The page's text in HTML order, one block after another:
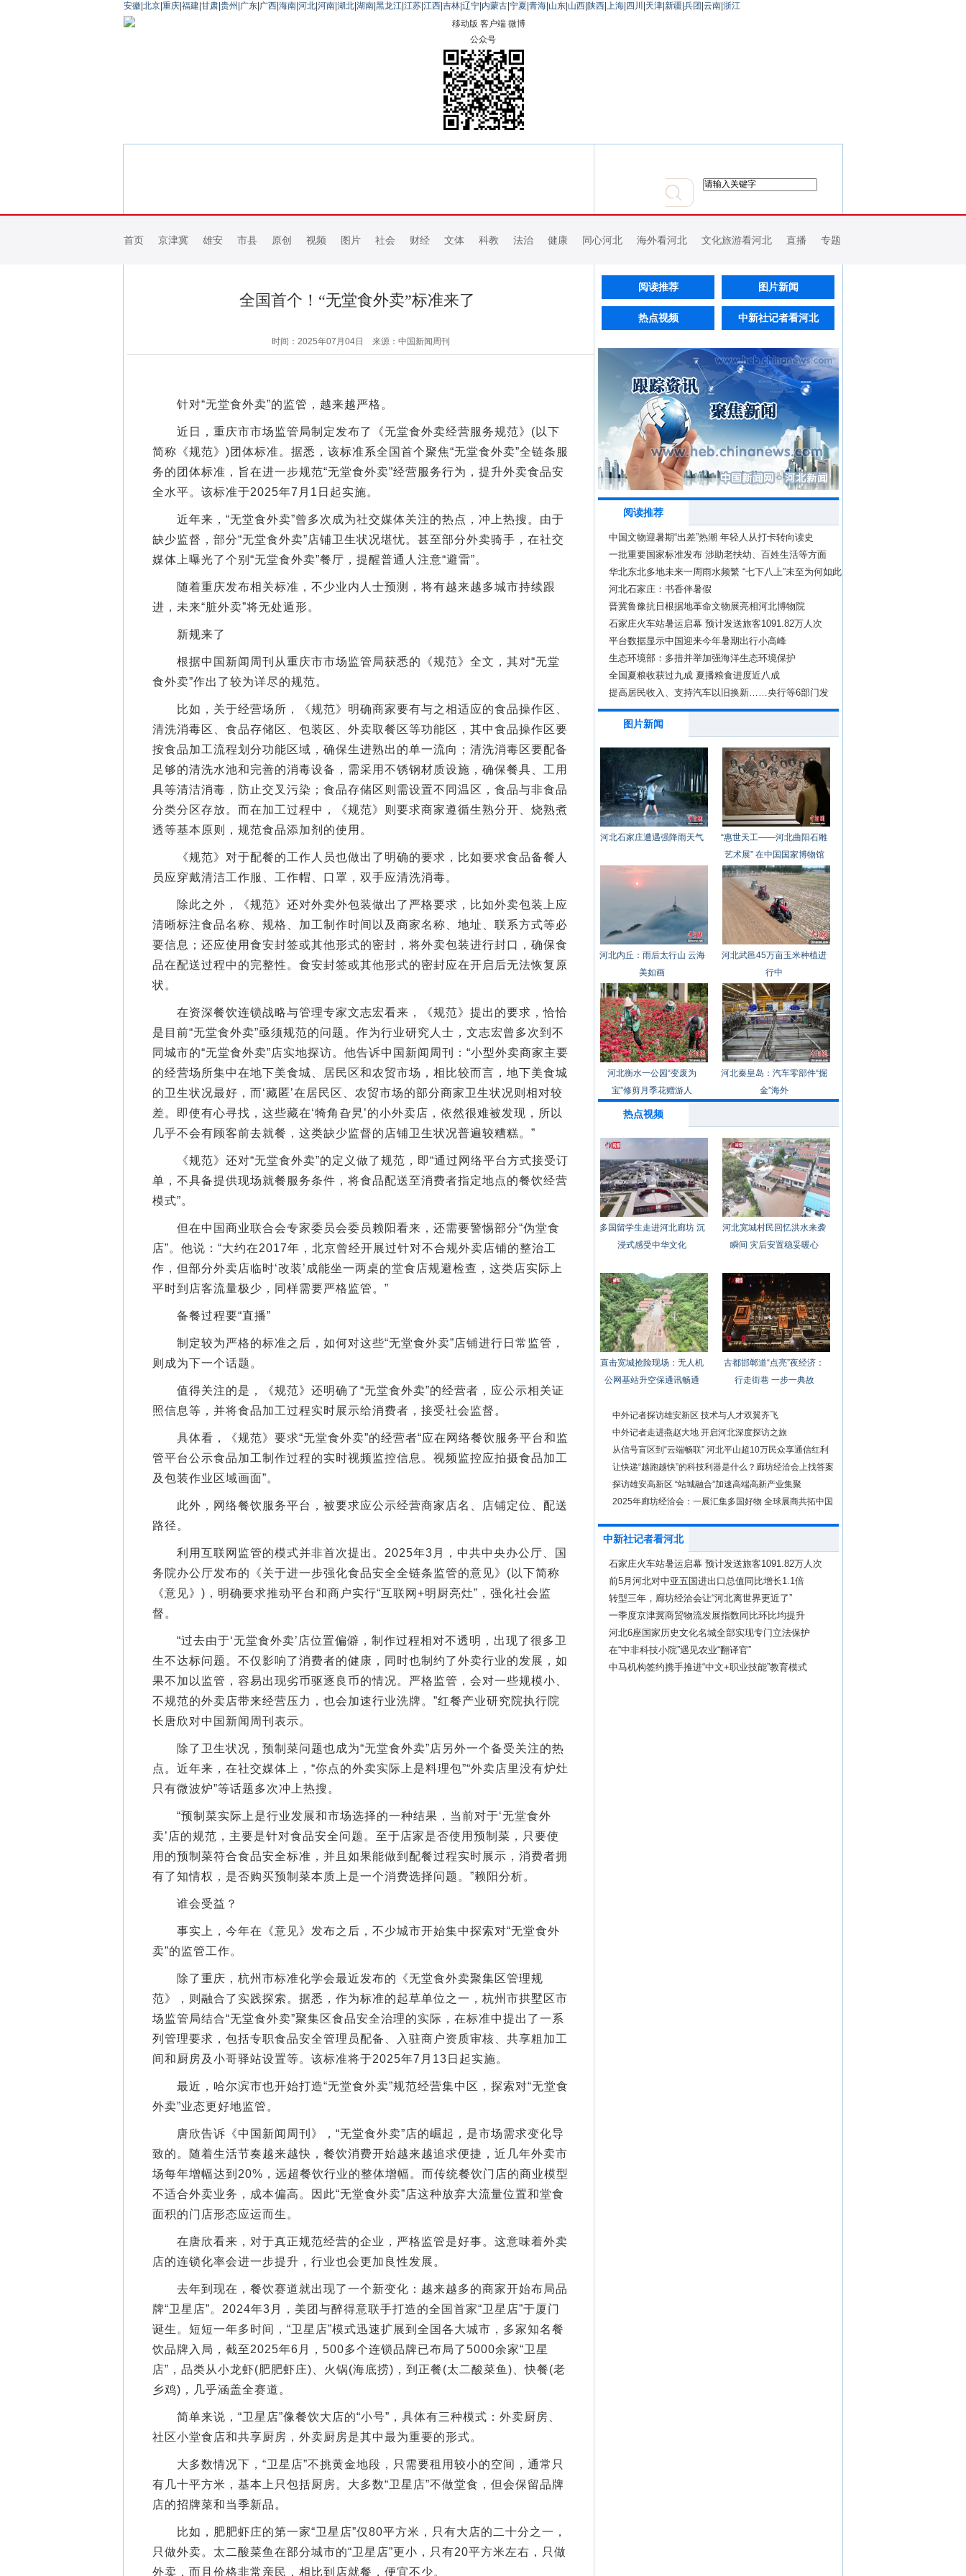
安徽 北京 重庆 福建 甘肃 贵州 广东 广西 海南 河北 河南 湖北 湖南 黑龙江 江苏 江西 吉林 辽宁 内蒙古 宁夏 青海 山东 山西 陕西 上海 四川 天津 新疆 兵团 云南 浙江
移动版 客户端 微博
公众号
首页 京津冀 雄安 市县 原创 视频 图片 社会 财经 文体 科教 法治 健康 同心河北 海外看河北 文化旅游看河北 直播 专题
全国首个！“无堂食外卖”标准来了
时间：2025年07月04日 来源：中国新闻周刊
针对“无堂食外卖”的监管，越来越严格。
近日，重庆市市场监管局制定发布了《无堂食外卖经营服务规范》(以下
简称《规范》)团体标准。据悉，该标准系全国首个聚焦“无堂食外卖”全链条服
务的团体标准，旨在进一步规范“无堂食外卖”经营服务行为，提升外卖食品安
全水平。该标准于2025年7月1日起实施。
近年来，“无堂食外卖”曾多次成为社交媒体关注的热点，冲上热搜。由于
缺少监督，部分“无堂食外卖”店铺卫生状况堪忧。甚至部分外卖骑手，在社交
媒体上曝光了个别“无堂食外卖”餐厅，提醒普通人注意“避雷”。
随着重庆发布相关标准，不少业内人士预测，将有越来越多城市持续跟
进，未来“脏外卖”将无处遁形。
新规来了
根据中国新闻周刊从重庆市市场监管局获悉的《规范》全文，其对“无堂
食外卖”作出了较为详尽的规范。
比如，关于经营场所，《规范》明确商家要有与之相适应的食品操作区、
清洗消毒区、食品存储区、包装区、外卖取餐区等功能区，其中食品操作区要
按食品加工流程划分功能区域，确保生进熟出的单一流向；清洗消毒区要配备
足够的清洗水池和完善的消毒设备，需采用不锈钢材质设施，确保餐具、工用
具等清洁消毒，防止交叉污染；食品存储区则需设置不同温区，食品与非食品
分类分区存放。而在加工过程中，《规范》则要求商家遵循生熟分开、烧熟煮
透等基本原则，规范食品添加剂的使用。
《规范》对于配餐的工作人员也做出了明确的要求，比如要求食品备餐人
员应穿戴清洁工作服、工作帽、口罩，双手应清洗消毒。
除此之外，《规范》还对外卖外包装做出了严格要求，比如外卖包装上应
清晰标注食品名称、规格、加工制作时间以及商家名称、地址、联系方式等必
要信息；还应使用食安封签或其他形式的密封，将外卖包装进行封口，确保食
品在配送过程中的完整性。食安封签或其他形式的密封应在开启后无法恢复原
状。
在资深餐饮连锁战略与管理专家文志宏看来，《规范》提出的要求，恰恰
是目前“无堂食外卖”亟须规范的问题。作为行业研究人士，文志宏曾多次到不
同城市的“无堂食外卖”店实地探访。他告诉中国新闻周刊：“小型外卖商家主要
的经营场所集中在地下美食城、居民区和农贸市场，相比较而言，地下美食城
的卫生状况最好，而‘藏匿’在居民区、农贸市场的部分商家卫生状况则相对较
差。即使有心寻找，这些藏在‘犄角旮旯’的小外卖店，依然很难被发现，所以
几乎不会有顾客前去就餐，这类缺少监督的店铺卫生状况普遍较糟糕。”
《规范》还对“无堂食外卖”的定义做了规范，即“通过网络平台方式接受订
单，不具备提供现场就餐服务条件，将食品配送至消费者指定地点的餐饮经营
模式”。
但在中国商业联合会专家委员会委员赖阳看来，还需要警惕部分“伪堂食
店”。他说：“大约在2017年，北京曾经开展过针对不合规外卖店铺的整治工
作，但部分外卖店临时‘改装’成能坐一两桌的堂食店规避检查，这类店实际上
平时到店客流量极少，同样需要严格监管。”
备餐过程要“直播”
制定较为严格的标准之后，如何对这些“无堂食外卖”店铺进行日常监管，
则成为下一个话题。
值得关注的是，《规范》还明确了“无堂食外卖”的经营者，应公示相关证
照信息等，并将食品加工过程实时展示给消费者，接受社会监督。
具体看，《规范》要求“无堂食外卖”的经营者“应在网络餐饮服务平台和监
管平台公示食品加工制作过程的实时视频监控信息。视频监控应拍摄食品加工
及包装作业区域画面”。
此外，网络餐饮服务平台，被要求应公示经营商家店名、店铺定位、配送
路径。
利用互联网监管的模式并非首次提出。2025年3月，中共中央办公厅、国
务院办公厅发布的《关于进一步强化食品安全全链条监管的意见》(以下简称
《意见》)，明确要求推动平台和商户实行“互联网+明厨亮灶”，强化社会监
督。
“过去由于‘无堂食外卖’店位置偏僻，制作过程相对不透明，出现了很多卫
生不达标问题。不仅影响了消费者的健康，同时也制约了外卖行业的发展，如
果不加以监管，容易出现劣币驱逐良币的情况。严格监管，会对一些规模小、
不规范的外卖店带来经营压力，也会加速行业洗牌。”红餐产业研究院执行院
长唐欣对中国新闻周刊表示。
除了卫生状况，预制菜问题也成为“无堂食外卖”店另外一个备受关注的热
点。近年来，在社交媒体上，“你点的外卖实际上是料理包”“外卖店里没有炉灶
只有微波炉”等话题多次冲上热搜。
“预制菜实际上是行业发展和市场选择的一种结果，当前对于‘无堂食外
卖’店的规范，主要是针对食品安全问题。至于店家是否使用预制菜，只要使
用的预制菜符合食品安全标准，并且如果能做到配餐过程实时展示，消费者拥
有了知情权，是否购买预制菜本质上是一个消费选择问题。”赖阳分析。
谁会受益？
事实上，今年在《意见》发布之后，不少城市开始集中探索对“无堂食外
卖”的监管工作。
除了重庆，杭州市标准化学会最近发布的《无堂食外卖聚集区管理规
范》，则融合了实践探索。据悉，作为标准的起草单位之一，杭州市拱墅区市
场监管局结合“无堂食外卖”聚集区食品安全治理的实际，在标准中提出了一系
列管理要求，包括专职食品安全管理员配备、入驻商户资质审核、共享粗加工
间和厨房及小哥驿站设置等。该标准将于2025年7月13日起实施。
最近，哈尔滨市也开始打造“无堂食外卖”规范经营集中区，探索对“无堂食
外卖”业态更好地监管。
唐欣告诉《中国新闻周刊》，“无堂食外卖”店的崛起，是市场需求变化导
致的。随着生活节奏越来越快，餐饮消费开始越来越追求便捷，近几年外卖市
场每年增幅达到20%，远超餐饮行业的整体增幅。而传统餐饮门店的商业模型
不适合外卖业务，成本偏高。因此“无堂食外卖”店这种放弃大流量位置和堂食
面积的门店形态应运而生。
在唐欣看来，对于真正规范经营的企业，严格监管是好事。这意味着外卖
店的连锁化率会进一步提升，行业也会更加良性发展。
去年到现在，餐饮赛道就出现了一个新变化：越来越多的商家开始布局品
牌“卫星店”。2024年3月，美团与醉得意联手打造的全国首家“卫星店”于厦门
诞生。短短一年多时间，“卫星店”模式迅速扩展到全国各大城市，多家知名餐
饮品牌入局，截至2025年6月，500多个连锁品牌已布局了5000余家“卫星
店”，品类从小龙虾(肥肥虾庄)、火锅(海底捞)，到正餐(太二酸菜鱼)、快餐(老
乡鸡)，几乎涵盖全赛道。
简单来说，“卫星店”像餐饮大店的“小号”，具体有三种模式：外卖厨房、
社区小堂食店和共享厨房，外卖厨房是其中最为重要的形式。
大多数情况下，“卫星店”不挑黄金地段，只需要租用较小的空间，通常只
有几十平方米，基本上只包括厨房。大多数“卫星店”不做堂食，但会保留品牌
店的招牌菜和当季新品。
比如，肥肥虾庄的第一家“卫星店”仅80平方米，只有大店的二十分之一，
只做外卖。太二酸菜鱼在部分城市的“卫星店”更小，只有20平方米左右，只做
外卖，而且价格非常亲民，相比到店就餐，便宜不少。
阅读推荐 图片新闻
热点视频 中新社记者看河北
阅读推荐
中国文物迎暑期“出差”热潮 年轻人从打卡转向读史
一批重要国家标准发布 涉助老扶幼、百姓生活等方面
华北东北多地未来一周雨水频繁 “七下八上”未至为何如此
多雨？
河北石家庄：书香伴暑假
晋冀鲁豫抗日根据地革命文物展亮相河北博物院
石家庄火车站暑运启幕 预计发送旅客1091.82万人次
平台数据显示中国迎来今年暑期出行小高峰
生态环境部：多措并举加强海洋生态环境保护
全国夏粮收获过九成 夏播粮食进度近八成
提高居民收入、支持汽车以旧换新……央行等6部门发
文！
图片新闻
河北石家庄遭遇强降雨天气
“惠世天工——河北曲阳石雕
艺术展” 在中国国家博物馆
开幕
河北内丘：雨后太行山 云海
美如画
河北武邑45万亩玉米种植进
行中
河北衡水一公园“变废为
宝”修剪月季花赠游人
河北秦皇岛：汽车零部件“掘
金”海外
热点视频
多国留学生走进河北廊坊 沉
浸式感受中华文化
河北宽城村民回忆洪水来袭
瞬间 灾后安置稳妥暖心
直击宽城抢险现场：无人机
公网基站升空保通讯畅通
古都邯郸道“点亮”夜经济：
行走街巷 一步一典故
中外记者探访雄安新区 技术与人才双翼齐飞
中外记者走进燕赵大地 开启河北深度探访之旅
从信号盲区到“云端畅联” 河北平山超10万民众享通信红利
让快递“越跑越快”的科技利器是什么？廊坊经洽会上找答案
探访雄安高新区 “站城融合”加速高端高新产业集聚
2025年廊坊经洽会：一展汇集多国好物 全球展商共拓中国
中新社记者看河北
石家庄火车站暑运启幕 预计发送旅客1091.82万人次
前5月河北对中亚五国进出口总值同比增长1.1倍
转型三年，廊坊经洽会让“河北离世界更近了”
一季度京津冀商贸物流发展指数同比环比均提升
河北6座国家历史文化名城全部实现专门立法保护
在“中非科技小院”遇见农业“翻译官”
中马机构签约携手推进“中文+职业技能”教育模式